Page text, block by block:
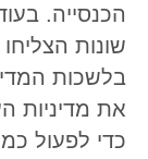
הכנסייה.
שונות
בלשכות
את מדיניות
כדי לפעול